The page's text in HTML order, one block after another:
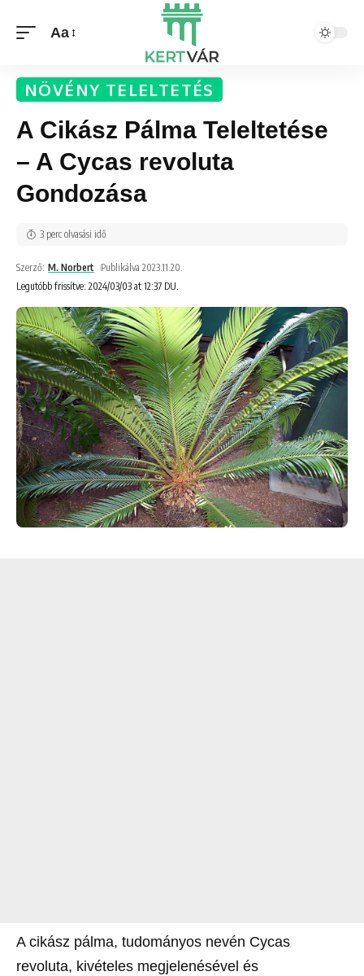
Aa
NÖVÉNY TELELTETÉS
A Cikász Pálma Teleltetése
– A Cycas revoluta
Gondozása
Legutóbb frissítve: 2024/03/03 at 12:37 DU.
Szerző: M. Norbert Publikálva 2023.11.20.
3 perc olvasási idő
A cikász pálma, tudományos nevén Cycas
revoluta, kivételes megjelenésével és